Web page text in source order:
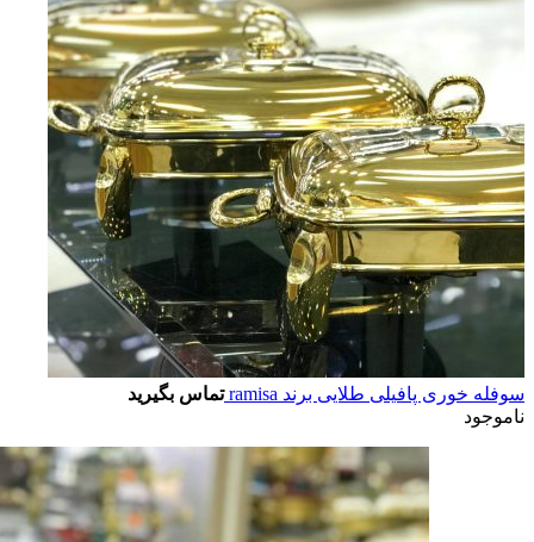
سوفله خوری پافیلی طلایی برند ramisa
تماس بگیرید
ناموجود